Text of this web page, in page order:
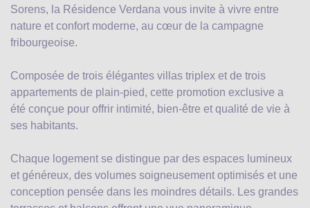
Sorens, la Résidence Verdana vous invite à vivre entre
nature et confort moderne, au cœur de la campagne
fribourgeoise.
Composée de trois élégantes villas triplex et de trois
appartements de plain-pied, cette promotion exclusive a
été conçue pour offrir intimité, bien-être et qualité de vie à
ses habitants.
Chaque logement se distingue par des espaces lumineux
et généreux, des volumes soigneusement optimisés et une
conception pensée dans les moindres détails. Les grandes